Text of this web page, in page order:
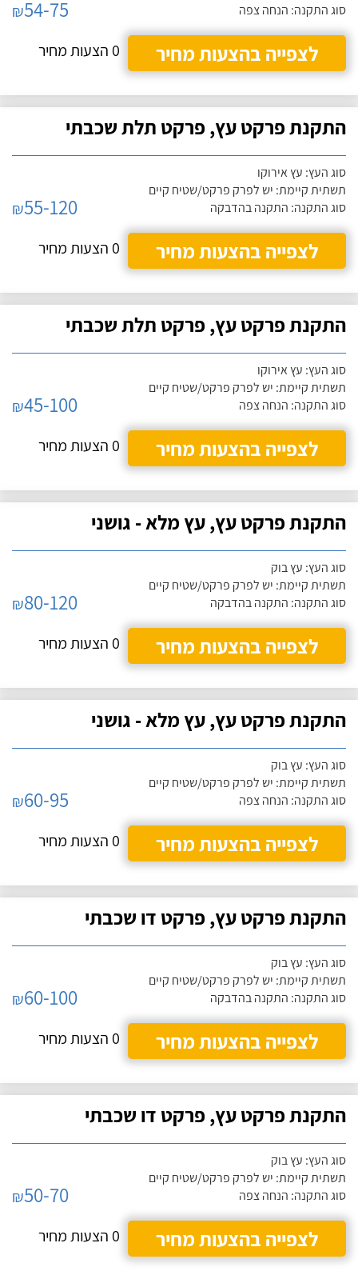
סוג התקנה: הנחה צפה
₪54-75
לצפייה בהצעות מחיר
0 הצעות מחיר
התקנת פרקט עץ, פרקט תלת שכבתי
סוג העץ: עץ אירוקו
תשתית קיימת: יש לפרק פרקט/שטיח קיים
סוג התקנה: התקנה בהדבקה
₪55-120
לצפייה בהצעות מחיר
0 הצעות מחיר
התקנת פרקט עץ, פרקט תלת שכבתי
סוג העץ: עץ אירוקו
תשתית קיימת: יש לפרק פרקט/שטיח קיים
סוג התקנה: הנחה צפה
₪45-100
לצפייה בהצעות מחיר
0 הצעות מחיר
התקנת פרקט עץ, עץ מלא - גושני
סוג העץ: עץ בוק
תשתית קיימת: יש לפרק פרקט/שטיח קיים
סוג התקנה: התקנה בהדבקה
₪80-120
לצפייה בהצעות מחיר
0 הצעות מחיר
התקנת פרקט עץ, עץ מלא - גושני
סוג העץ: עץ בוק
תשתית קיימת: יש לפרק פרקט/שטיח קיים
סוג התקנה: הנחה צפה
₪60-95
לצפייה בהצעות מחיר
0 הצעות מחיר
התקנת פרקט עץ, פרקט דו שכבתי
סוג העץ: עץ בוק
תשתית קיימת: יש לפרק פרקט/שטיח קיים
סוג התקנה: התקנה בהדבקה
₪60-100
לצפייה בהצעות מחיר
0 הצעות מחיר
התקנת פרקט עץ, פרקט דו שכבתי
סוג העץ: עץ בוק
תשתית קיימת: יש לפרק פרקט/שטיח קיים
סוג התקנה: הנחה צפה
₪50-70
לצפייה בהצעות מחיר
0 הצעות מחיר